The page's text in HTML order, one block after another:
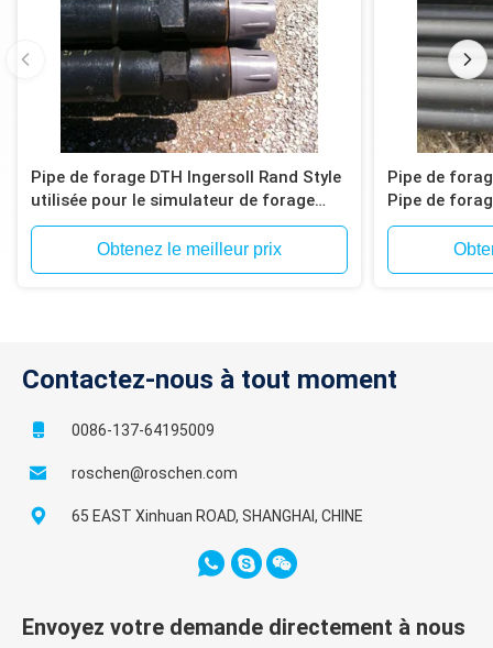
Pipe de forage DTH Ingersoll Rand Style
utilisée pour le simulateur de forage
Atlas Copco T4W, T685
Obtenez le meilleur prix
Pipe de
Pipe de
Contactez-nous à tout moment
0086-137-64195009
roschen@roschen.com
65 EAST Xinhuan ROAD, SHANGHAI, CHINE
Envoyez votre demande directement à nous